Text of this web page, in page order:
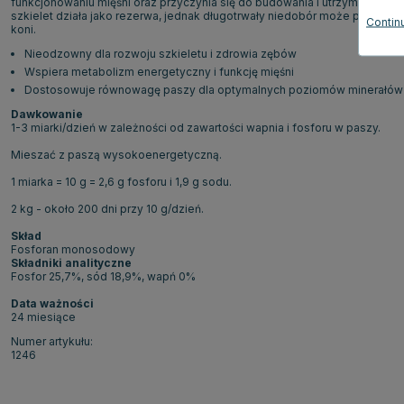
szkielet działa jako rezerwa, jednak długotrwały niedobór może
koni.
Nieodzowny dla rozwoju szkieletu i zdrowia zębów
Wspiera metabolizm energetyczny i funkcję mięśni
Dostosowuje równowagę paszy dla optymalnych poziomów minerałów
Dawkowanie
1-3 miarki/dzień w zależności od zawartości wapnia i fosforu w paszy.
Mieszać z paszą wysokoenergetyczną.
1 miarka = 10 g = 2,6 g fosforu i 1,9 g sodu.
2 kg - około 200 dni przy 10 g/dzień.
Skład
Fosforan monosodowy
Składniki analityczne
Fosfor 25,7%, sód 18,9%, wapń 0%
Data ważności
24 miesiące
Numer artykułu:
1246